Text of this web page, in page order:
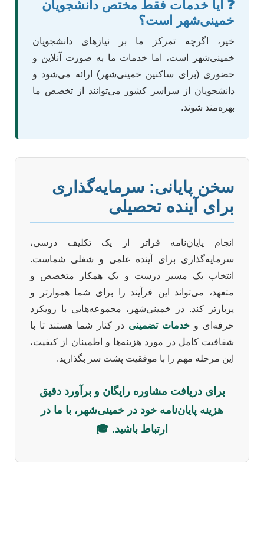
❓ آیا خدمات فقط مختص دانشجویان
خمینی‌شهر است؟
خیر، اگرچه تمرکز ما بر نیازهای دانشجویان
خمینی‌شهر است، اما خدمات ما به صورت آنلاین و
حضوری (برای ساکنین خمینی‌شهر) ارائه می‌شود و
دانشجویان از سراسر کشور می‌توانند از تخصص ما
بهره‌مند شوند.
سخن پایانی: سرمایه‌گذاری
برای آینده تحصیلی
انجام پایان‌نامه فراتر از یک تکلیف درسی،
سرمایه‌گذاری برای آینده علمی و شغلی شماست.
انتخاب یک مسیر درست و یک همکار متخصص و
متعهد، می‌تواند این فرآیند را برای شما هموارتر و
پربارتر کند. در خمینی‌شهر، مجموعه‌هایی با رویکرد
حرفه‌ای و خدمات تضمینی در کنار شما هستند تا با
شفافیت کامل در مورد هزینه‌ها و اطمینان از کیفیت،
این مرحله مهم را با موفقیت پشت سر بگذارید.
برای دریافت مشاوره رایگان و برآورد دقیق
هزینه پایان‌نامه خود در خمینی‌شهر، با ما در
ارتباط باشید. 🎓